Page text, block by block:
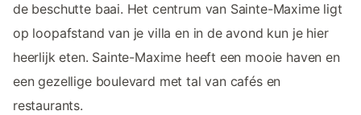
de beschutte baai. Het centrum van Sainte-Maxime ligt
op loopafstand van je villa en in de avond kun je hier
heerlijk eten. Sainte-Maxime heeft een mooie haven en
een gezellige boulevard met tal van cafés en
restaurants.